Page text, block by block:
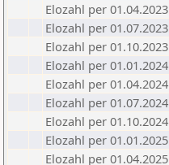
Elozahl per 01.04.2023
Elozahl per 01.07.2023
Elozahl per 01.10.2023
Elozahl per 01.01.2024
Elozahl per 01.04.2024
Elozahl per 01.07.2024
Elozahl per 01.10.2024
Elozahl per 01.01.2025
Elozahl per 01.04.2025